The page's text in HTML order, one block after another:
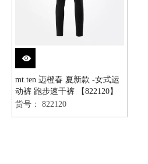
mt.ten 迈橙春 夏新款 -女式运
动裤 跑步速干裤 【822120】
货号：
822120